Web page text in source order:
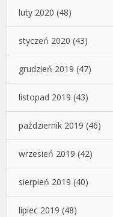
luty 2020 (48)
styczeń 2020 (43)
grudzień 2019 (47)
listopad 2019 (43)
październik 2019 (46)
wrzesień 2019 (42)
sierpień 2019 (40)
lipiec 2019 (48)